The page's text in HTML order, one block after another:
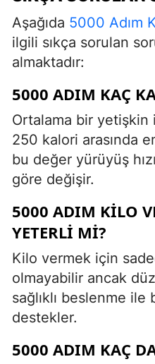
Aşağıda 5000 Adım
ilgili sıkça sorulan
almaktadır:
5000 ADIM KAÇ
Ortalama bir yetişkin
250 kalori arasında
bu değer yürüyüş
göre değişir.
5000 ADIM KILO
YETERLI MI?
Kilo vermek için
olmayabilir ancak
sağlıklı beslenme
destekler.
5000 ADIM KAÇ